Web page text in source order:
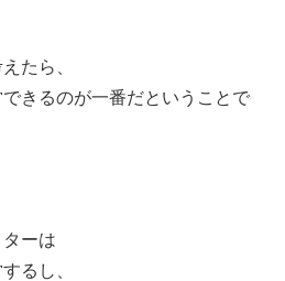
たら、
きるのが一番だということで
ーは
るし、